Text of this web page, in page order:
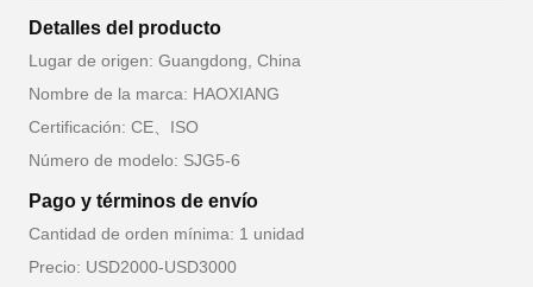
Detalles del producto
Lugar de origen: Guangdong, China
Nombre de la marca: HAOXIANG
Certificación: CE、ISO
Número de modelo: SJG5-6
Pago y términos de envío
Cantidad de orden mínima: 1 unidad
Precio: USD2000-USD3000